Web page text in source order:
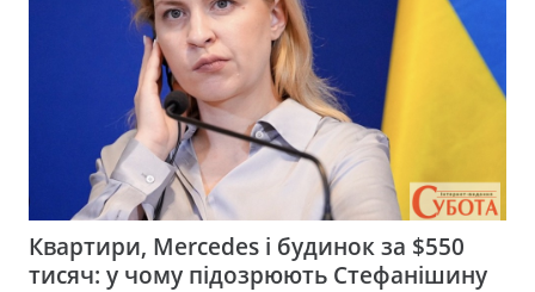
Квартири, Mercedes і будинок за $550
тисяч: у чому підозрюють Стефанішину